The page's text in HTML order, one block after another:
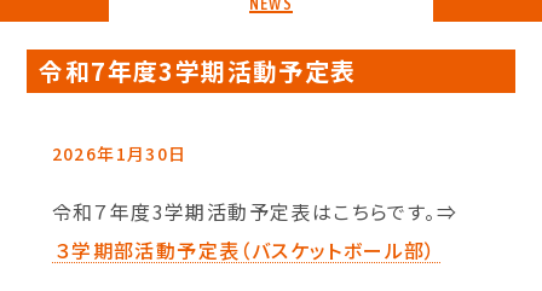
令和7年度3学期活動予定表
2026年1月30日
令和７年度3学期活動予定表はこちらです。⇒
３学期部活動予定表（バスケットボール部）